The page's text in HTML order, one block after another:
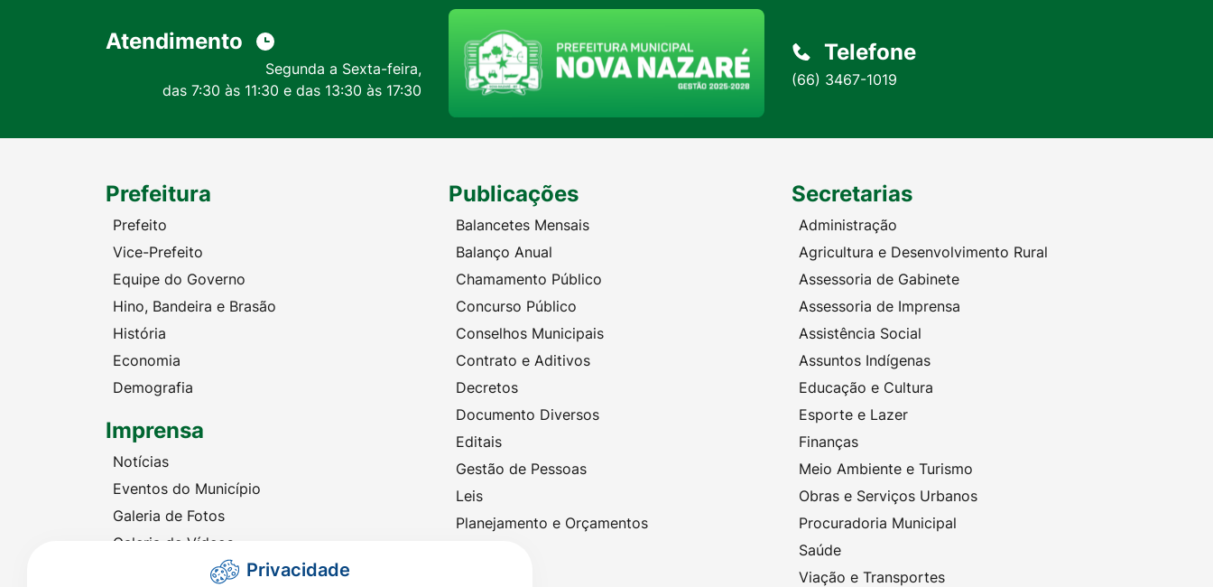
Atendimento
Segunda a Sexta-feira,
das 7:30 às 11:30 e das 13:30 às 17:30
Telefone
(66) 3467-1019
Prefeitura
Prefeito
Vice-Prefeito
Equipe do Governo
Hino, Bandeira e Brasão
História
Economia
Demografia
Imprensa
Notícias
Eventos do Município
Galeria de Fotos
Galeria de Vídeos
Audiência Eletrônica
Publicações
Balancetes Mensais
Balanço Anual
Chamamento Público
Concurso Público
Conselhos Municipais
Contrato e Aditivos
Decretos
Documento Diversos
Editais
Gestão de Pessoas
Leis
Planejamento e Orçamentos
Secretarias
Administração
Agricultura e Desenvolvimento Rural
Assessoria de Gabinete
Assessoria de Imprensa
Assistência Social
Assuntos Indígenas
Educação e Cultura
Esporte e Lazer
Finanças
Meio Ambiente e Turismo
Obras e Serviços Urbanos
Procuradoria Municipal
Saúde
Viação e Transportes
Privacidade